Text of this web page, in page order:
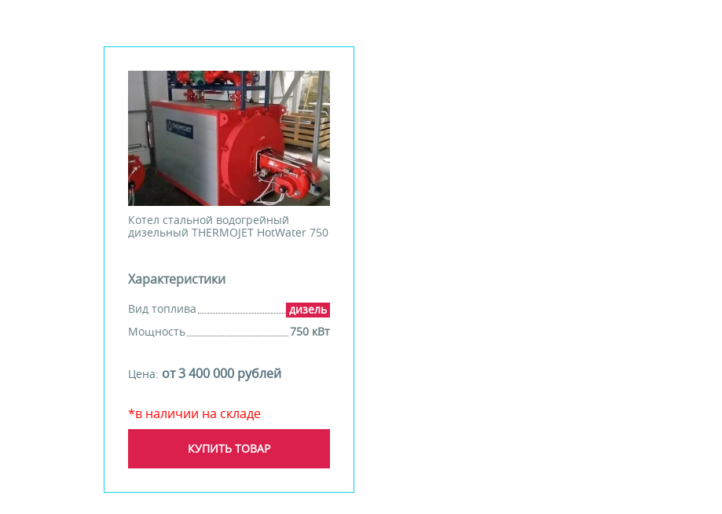
Котел стальной водогрейный
дизельный THERMOJET HotWater 750
Характеристики
Вид топлива
дизель
Мощность
750 кВт
Цена: от 3 400 000 рублей
*в наличии на складе
КУПИТЬ ТОВАР